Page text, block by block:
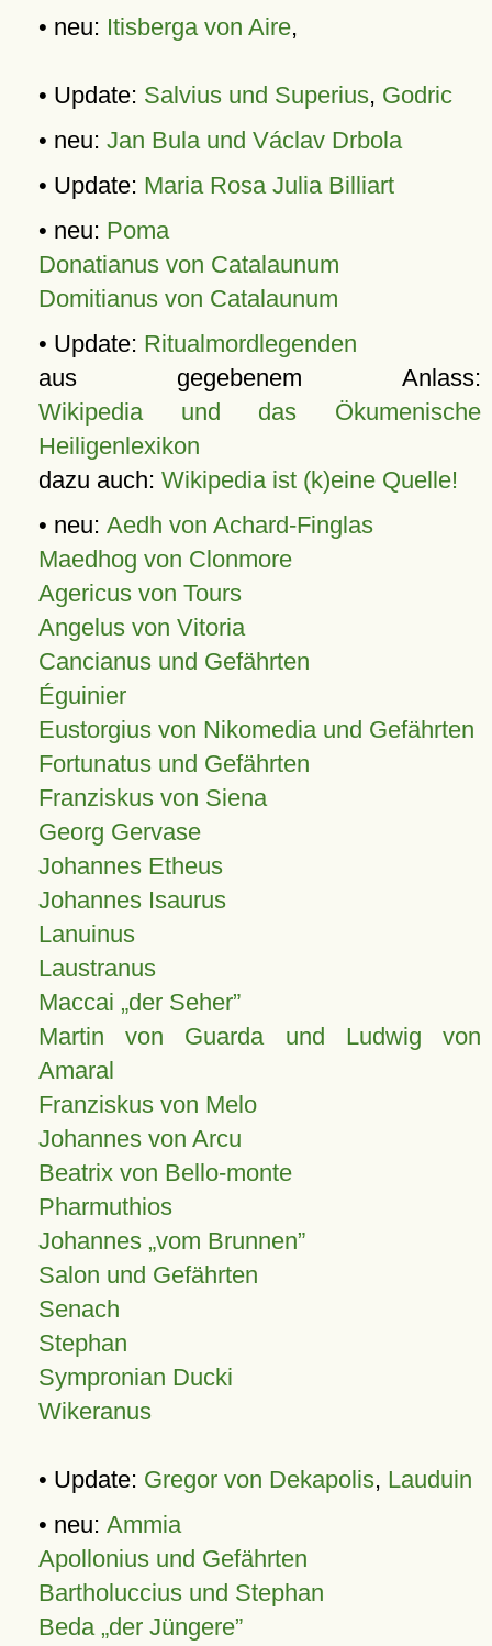
• neu: Itisberga von Aire,
• Update: Salvius und Superius, Godric
• neu: Jan Bula und Václav Drbola
• Update: Maria Rosa Julia Billiart
• neu: Poma
Donatianus von Catalaunum
Domitianus von Catalaunum
• Update: Ritualmordlegenden
aus gegebenem Anlass:
Wikipedia und das Ökumenische
Heiligenlexikon
dazu auch: Wikipedia ist (k)eine Quelle!
• neu: Aedh von Achard-Finglas
Maedhog von Clonmore
Agericus von Tours
Angelus von Vitoria
Cancianus und Gefährten
Éguinier
Eustorgius von Nikomedia und Gefährten
Fortunatus und Gefährten
Franziskus von Siena
Georg Gervase
Johannes Etheus
Johannes Isaurus
Lanuinus
Laustranus
Maccai „der Seher”
Martin von Guarda und Ludwig von
Amaral
Franziskus von Melo
Johannes von Arcu
Beatrix von Bello-monte
Pharmuthios
Johannes vom Brunnen
Salon und Gefährten
Senach
Stephan
Sympronian Ducki
Wikeranus
• Update: Gregor von Dekapolis, Lauduin
• neu: Ammia
Apollonius und Gefährten
Bartholuccius und Stephan
Beda „der Jüngere”